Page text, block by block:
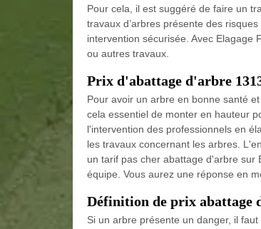
Pour cela, il est suggéré de faire un
travaux d’arbres présente des
intervention sécurisée. Avec Elagage
ou autres travaux.
Prix d'abattage d'arbre
Pour avoir un arbre en bonne santé
cela essentiel de monter en hauteur
l'intervention des professionnels en
les travaux concernant les arbres.
un tarif pas cher abattage d'arbre sur
équipe. Vous aurez une réponse en
Définition de prix abattage
Si un arbre présente un danger, il